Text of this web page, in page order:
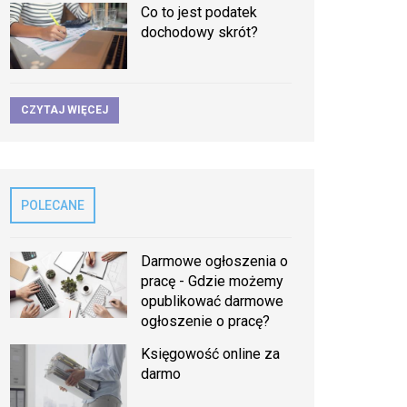
Co to jest podatek
dochodowy skrót?
CZYTAJ WIĘCEJ
POLECANE
Darmowe ogłoszenia o
pracę - Gdzie możemy
opublikować darmowe
ogłoszenie o pracę?
Księgowość online za
darmo